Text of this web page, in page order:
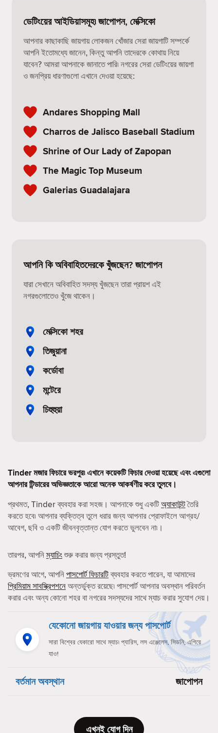
ডেটিংয়ের আইডিয়াসমূহ৷ জাপোপন, মেক্সিকো
আপনার কাছাকাছি জায়গায় লোকজন খোঁজার সেরা জায়গাটি সম্পর্কে
আপনি ইতোমধ্যে জানেন, কিন্তু আপনি তাদেরকে কোথায় নিয়ে
যাবেন? আমরা আপনাকে জানাতে পারি৷ নগরের সেরা ডেটিংয়ের জায়গা
ও জনপ্রিয় ধারণাগুলো এখানে দেওয়া হয়েছে:
Andares Shopping Mall
Charros de Jalisco Baseball Stadium
Shrine of Our Lady of Zapopan
The Magic Top Museum
Galerias Guadalajara
আপনি কি অবিবাহিতদেরকে খুঁজছেন? জাপোপন
যারা সেখানে অবিবাহিত সদস্য খুঁজছেন তারা প্রায়শ এই
নগরগুলোতেও খুঁজে থাকেন।
মেক্সিকো শহর
তিজুয়ানা
কর্ডোবা
মন্টেরে
চিহুহুয়া
Tinder মজার ফিচারে ভরপুর৷ এখানে কয়েকটি ফিচার দেওয়া হয়েছে এবং এগুলো
আপনার টিন্ডারের অভিজ্ঞতাকে আরো অনেক আকর্ষণীয় করে তুলবে।
প্রথমত, Tinder ব্যবহার করা সহজ। আপনাকে শুধু একটিঅ্যাকাউন্টতৈরি
করতে হবে৷ আপনার ব্যক্তিত্ব তুলে ধরার জন্য আপনার প্রোফাইলে আগ্রহ/
আবেগ, ছবি ও একটি জীবনবৃত্তান্ত যোগ করতে ভুলবেন না৷।
তারপর, আপনিম্যাচিংশুরু করার জন্য প্রস্তুত!
ভ্রমণের আগে, আপনিপাসপোর্ট ফিচারটিব্যবহার করতে পারেন, যা আমাদের
প্রিমিয়াম সাবস্ক্রিপশনেঅন্তর্ভুক্ত রয়েছে৷ পাসপোর্ট আপনার অবস্থান পরিবর্তন
করার এবং অন্য কোনো শহর বা নগরের সদস্যদের সাথে ম্যাচ করার সুযোগ দেয়।
যেকোনো জায়গায় যাওয়ার জন্য পাসপোর্ট
সারা বিশ্বের যেকারো সাথে ম্যাচ৷ প্যারিস, লস এঞ্জেলেস, সিডনি, এগিয়ে
যাও!
বর্তমান অবস্থান জাপোপন
এখনই যোগ দিন